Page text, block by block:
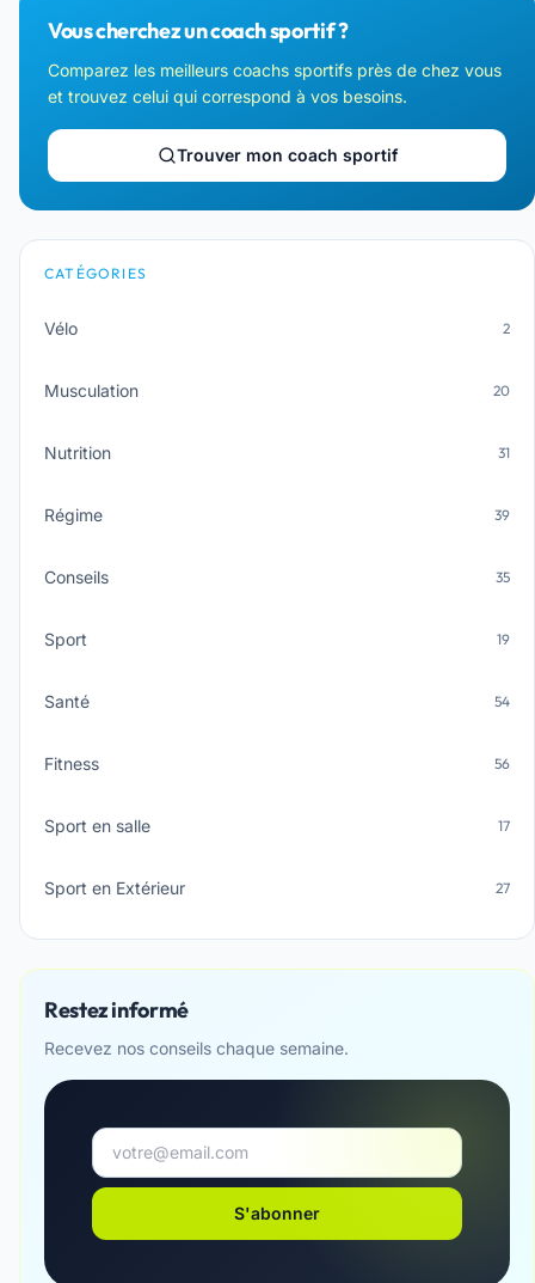
Vous cherchez un coach sportif ?
Comparez les meilleurs coachs sportifs près de chez vous
et trouvez celui qui correspond à vos besoins.
Trouver mon coach sportif
CATÉGORIES
Vélo 2
Musculation 20
Nutrition 31
Régime 39
Conseils 35
Sport 19
Santé 54
Fitness 56
Sport en salle 17
Sport en Extérieur 27
Restez informé
Recevez nos conseils chaque semaine.
S'abonner